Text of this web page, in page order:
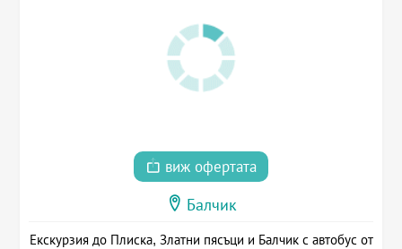
виж офертата
Балчик
Екскурзия до Плиска, Златни пясъци и Балчик с автобус от